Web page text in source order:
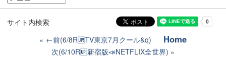
サイト内検索
←前(6/8R🆙TV東京7月クール&q)
Home
次(6/10R🆙新宿版📣NETFLIX全世界)